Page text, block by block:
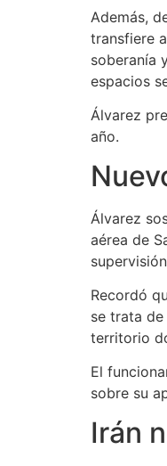
Además,
transfiere
soberanía
espacios
Álvarez
año.
Álvarez
aérea de
Recordó
se trata
territorio
El
sobre su
Irán